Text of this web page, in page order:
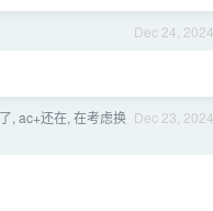
Dec 24, 2024
Dec 23, 2024
, ac+还在, 在考虑换